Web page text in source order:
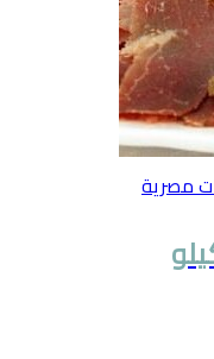
مصرية